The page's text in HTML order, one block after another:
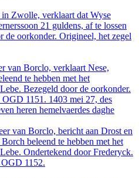
Zwolle, verklaart dat Wyse
21 guldens, af te lossen
de oorkonder. Origineel, het zegel
van Borclo, verklaart Nese,
te hebben met het
Bezegeld door de oorkonder.
1151. 1403 mei 27, des
heren hemelvaerdes daghe
van Borclo, bericht aan Drost en
beleend te hebben met het
Ondertekend door Frederyck.
1152.